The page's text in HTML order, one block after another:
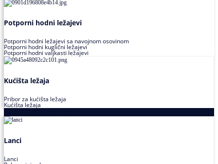
Potporni hodni ležajevi
Potporni hodni ležajevi sa navojnom osovinom
Potporni hodni kuglični ležajevi
Potporni hodni valjkasti ležajevi
Kućišta ležaja
Pribor za kućišta ležaja
Kućišta ležaja
Lanci
Lanci